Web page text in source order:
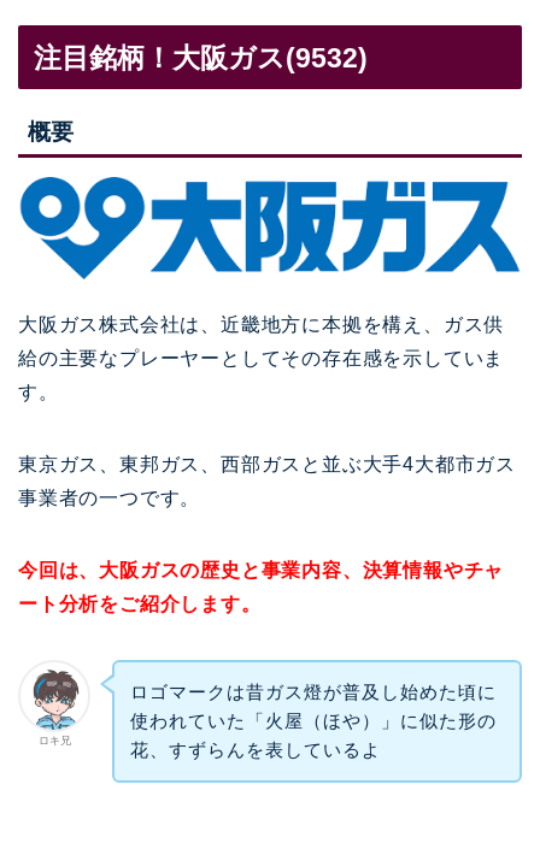
注目銘柄！大阪ガス(9532)
概要
大阪ガス株式会社は、近畿地方に本拠を構え、ガス供
給の主要なプレーヤーとしてその存在感を示していま
す。
東京ガス、東邦ガス、西部ガスと並ぶ大手4大都市ガス
事業者の一つです。
今回は、大阪ガスの歴史と事業内容、決算情報やチャ
ート分析をご紹介します。
ロキ兄
ロゴマークは昔ガス燈が普及し始めた頃に
使われていた「火屋（ほや）」に似た形の
花、すずらんを表しているよ